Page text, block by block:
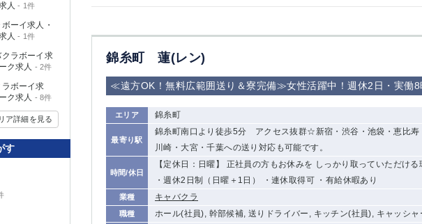
錦糸町 蓮(レン)
≪遠方OK！無料広範囲送り＆寮完備≫女性活躍中！週休2日・実働
エリア 錦糸町
最寄り駅
錦糸町南口より徒歩5分 アクセス抜群☆新宿・渋谷・池袋・恵比
川崎・大宮・千葉への送り対応も可能です。
時間/休日
【定休日：日曜】 正社員の方もお休みを しっかり取っていただけ
・週休2日制（日曜＋1日） ・連休取得可 ・有給休暇あり
業種 キャバクラ
職種 ホール(社員), 幹部候補, 送りドライバー, キッチン(社員), キャッシャ
人 - 1件
ーイ求人・
人 - 1件
ラボーイ求
ク求人 - 2件
ボーイ求
ク求人 - 8件
ア詳細を見る
す
の好立地！
京メトロ南北線
「赤羽岩淵駅」
から徒歩10分
宿
①歌舞伎町 ②
新宿
①東武練馬 ②
成増・板橋 ③
大山 ②池袋
池袋東口 金町
下赤塚 竹ノ塚 三鷹
亀戸
湯島 久米川
市川